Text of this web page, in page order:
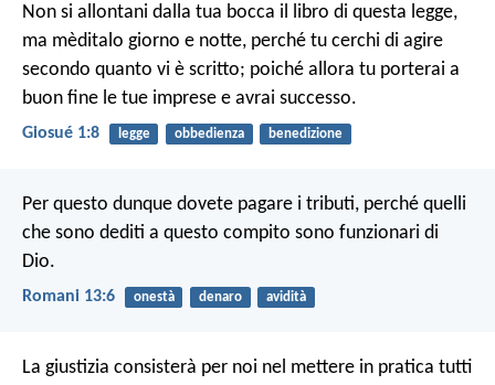
Non si allontani dalla tua bocca il libro di questa legge,
ma mèditalo giorno e notte, perché tu cerchi di agire
secondo quanto vi è scritto; poiché allora tu porterai a
buon fine le tue imprese e avrai successo.
Giosué 1:8 legge obbedienza benedizione
Per questo dunque dovete pagare i tributi, perché quelli
che sono dediti a questo compito sono funzionari di
Dio.
Romani 13:6 onestà denaro avidità
La giustizia consisterà per noi nel mettere in pratica tutti